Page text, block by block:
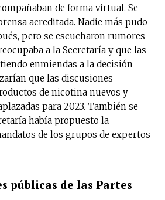
de forma virtual. Se
acreditada. Nadie más pudo
pero se escucharon rumores
a la Secretaría y que las
enmiendas a la decisión
que las discusiones
de nicotina nuevos y
para 2023. También se
había propuesto la
de los grupos de expertos
públicas de las Partes